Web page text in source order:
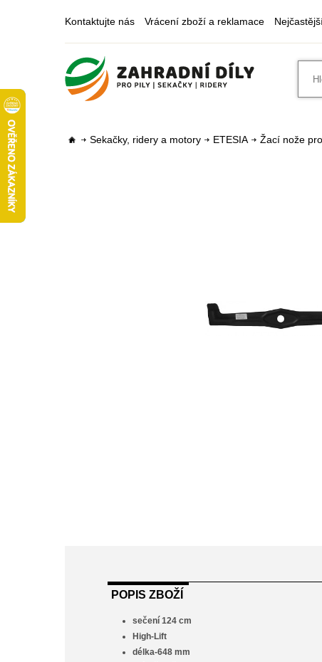
Kontaktujte nás Vrácení zboží a reklamace
Sekačky, ridery a motory ETESIA Žací nože
POPIS ZBOŽÍ
sečení 124 cm
High-Lift
délka-648 mm